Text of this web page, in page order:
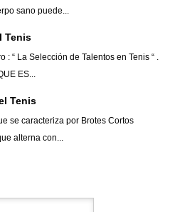
sano puede...
Tenis
“ La Selección de Talentos en Tenis “ .
ES...
Tenis
se caracteriza por Brotes Cortos
alterna con...